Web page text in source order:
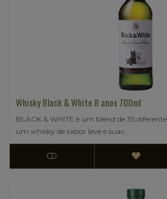
Whisky Black & White 8 anos 700ml
BLACK & WHITE é um blend de 35
um whisky de sabor leve e suav..